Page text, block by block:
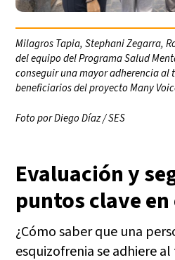
Milagros Tapia, Stephani Zegarra,
del equipo del Programa Salud
conseguir una mayor adherencia al
beneficiarios del proyecto Many
Foto por Diego Díaz / SES
Evaluación y
puntos clave
¿Cómo saber que una
esquizofrenia se adhiere